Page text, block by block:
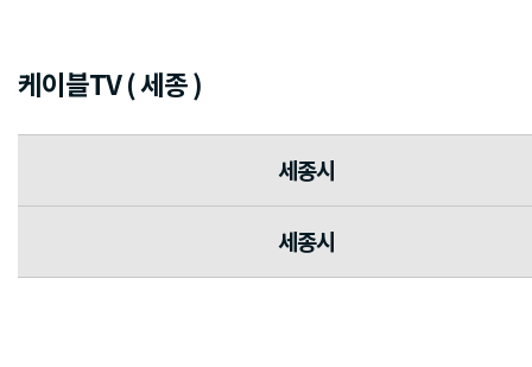
케이블TV ( 세종 )
세종시
세종시